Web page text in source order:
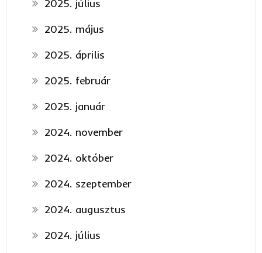
2025. július
2025. május
2025. április
2025. február
2025. január
2024. november
2024. október
2024. szeptember
2024. augusztus
2024. július